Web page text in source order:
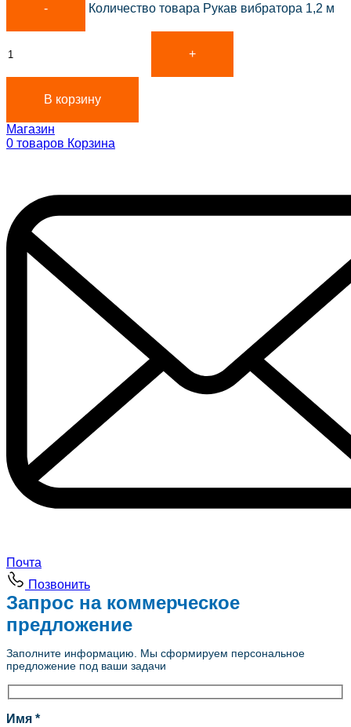
Количество товара Рукав вибратора 1,2 м
В корзину
Магазин
0 товаров Корзина
Почта
Позвонить
Запрос на коммерческое
предложение
Заполните информацию. Мы сформируем персональное
предложение под ваши задачи
Имя *